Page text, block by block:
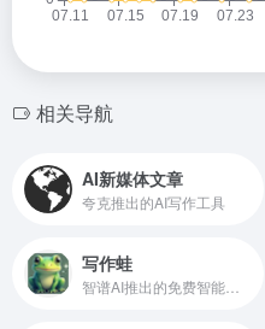
相关导航
AI新媒体文章
夸克推出的AI写作工具
写作蛙